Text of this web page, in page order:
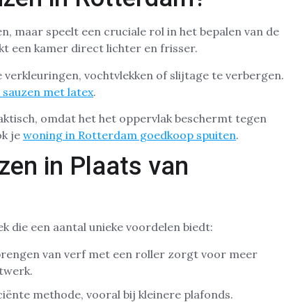
maar speelt een cruciale rol in het bepalen van de
een kamer direct lichter en frisser.
vochtvlekken of slijtage te verbergen.
met latex.
omdat het het oppervlak beschermt tegen
je woning in Rotterdam goedkoop spuiten.
in Plaats van
die een aantal unieke voordelen biedt:
van verf met een roller zorgt voor meer
methode, vooral bij kleinere plafonds.